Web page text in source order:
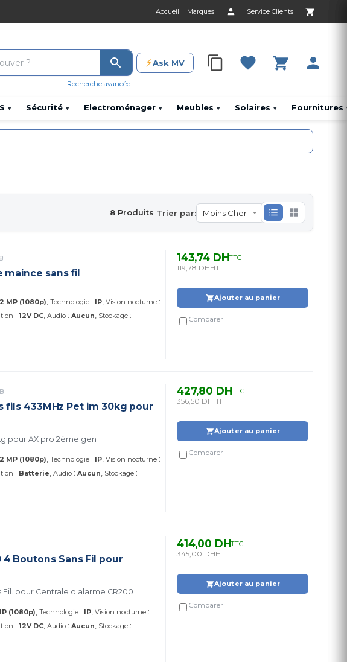
Accueil Marques Service Clients
0 Produit 0,00
Recherche avancée
⚡Ask MV 0 Produit 0,00 DH
▾ Sécurité ▾ Electroménager ▾ Meubles ▾ Solaires ▾ Fournitures
Trier par:
8 Produits
sans fil
2 MP (1080p) Technologie : IP Vision nocturne :
: 12V DC Audio : Aucun Stockage :
143,74 DHTTC
119,78 DHHT
Ajouter au panier
Comparer
fils 433MHz Pet im 30kg pour
pour AX pro 2ème gen
2 MP (1080p) Technologie : IP Vision nocturne :
: Batterie Audio : Aucun Stockage :
427,80 DHTTC
356,50 DHHT
Ajouter au panier
Comparer
Boutons Sans Fil pour
Elkron RC200 Télécommande 4 Boutons Sans Fil. pour Centrale d'alarme CR200
(1080p) Technologie : IP Vision nocturne :
: 12V DC Audio : Aucun Stockage :
414,00 DHTTC
345,00 DHHT
Ajouter au panier
Comparer